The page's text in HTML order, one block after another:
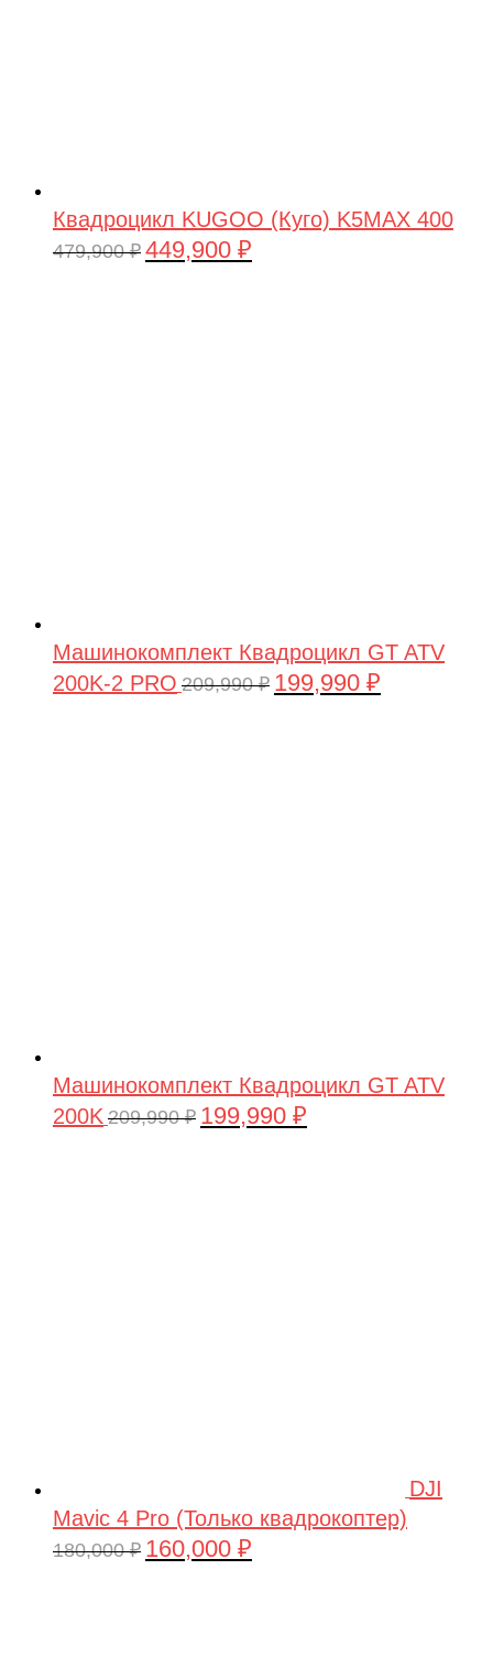
Квадроцикл KUGOO (Куго) K5MAX 400
479,900₽ Первоначальная
449,900 ₽
Машинокомплект Квадроцикл GT ATV
200K-2 PRO 209,990₽ Первоначальная
199,990 ₽
Машинокомплект Квадроцикл GT ATV
200K 209,990₽ Первоначальная
199,990 ₽
DJI
Mavic 4 Pro (Только квадрокоптер)
180,000₽ Первоначальная
160,000 ₽